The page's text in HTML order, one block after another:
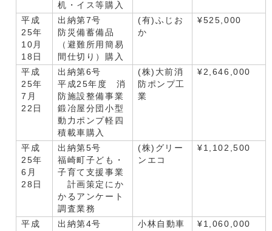
机・イス等購入
平成
25年
10月
18日
出納第7号
防災備蓄備品
（避難所用簡易
間仕切り）購入
(有)ふじお
か
¥525,000
平成
25年
7月
22日
出納第6号
平成25年度 消
防施設整備事業
鍛冶屋分団小型
動力ポンプ軽四
積載車購入
(株)大前消
防ポンプ工
業
¥2,646,000
平成
25年
6月
28日
出納第5号
福崎町子ども・
子育て支援事業
計画策定にか
かるアンケート
調査業務
(株)グリー
ンエコ
¥1,102,500
平成
出納第4号
小林自動車
¥1,060,000